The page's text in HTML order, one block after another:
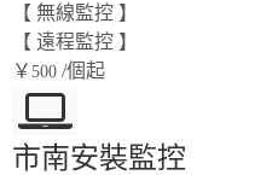
【 無線監控 】
【 遠程監控 】
￥ 500 /個起
市南安裝監控